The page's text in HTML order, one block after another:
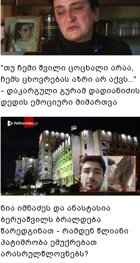
"თუ ჩემი შვილი ცოცხალი არაა,
ჩემს ცხოვრებას აზრი არ აქვს..."
- დაკარგული გურამ დადიანიძის
დედის ემოციური მიმართვა
ნია იმნაძეს და ანასტასია
ბერუაშვილს ბრალდება
წარედგინათ - რამდენ წლიანი
პატიმრობა ემუქრებათ
არასრულწლოვნებს?